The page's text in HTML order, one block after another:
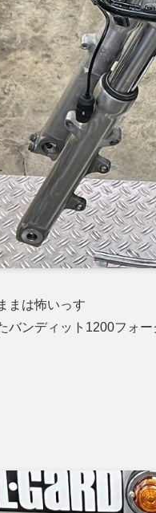
まは怖いっす
バンディット1200フォー